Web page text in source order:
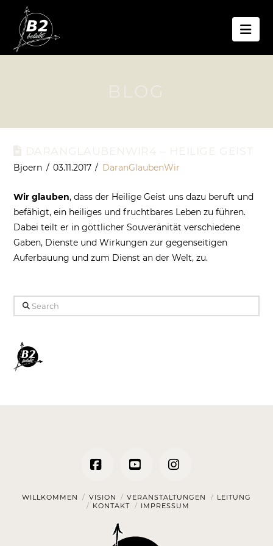
DARANGLAUBENWIR4 – HEILIGE GEIST
Bjoern 03.11.2017 DaranGlaubenWir
Wir glauben, dass der Heilige Geist uns dazu beruft und
befähigt, ein heiliges und fruchtbares Leben zu führen.
Dabei teilt er in göttlicher Souveränität verschiedene
Gaben, Dienste und Wirkungen zur gegenseitigen
Auferbauung und zum Dienst an der Welt, zu.
Search
FacebookYouTubeInstagram
WILLKOMMEN VISION VERANSTALTUNGEN
LEITUNG
KONTAKT
IMPRESSUM